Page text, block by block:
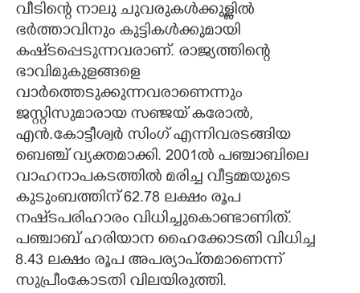
വീടിന്റെ നാലു ചുവരുകൾക്കുള്ളിൽ
ഭർത്താവിനും കുട്ടികൾക്കുമായി
കഷ്‌ടപ്പെടുന്നവരാണ്. രാജ്യത്തിന്റെ
ഭാവിമുകുളങ്ങളെ
വാർത്തെടുക്കുന്നവരാണെന്നും
ജസ്റ്റിസുമാരായ സഞ്ജയ് കരോൽ,
എൻ.കോട്ടീശ്വർ സിംഗ് എന്നിവരടങ്ങിയ
ബെഞ്ച് വ്യക്തമാക്കി. 2001ൽ പഞ്ചാബിലെ
വാഹനാപകടത്തിൽ മരിച്ച വീട്ടമ്മയുടെ
കുടുംബത്തിന് 62.78 ലക്ഷം രൂപ
നഷ്‌ടപരിഹാരം വിധിച്ചുകൊണ്ടാണിത്.
പഞ്ചാബ് ഹരിയാന ഹൈക്കോടതി വിധിച്ച
8.43 ലക്ഷം രൂപ അപര്യാപ്‌തമാണെന്ന്
സുപ്രീംകോടതി വിലയിരുത്തി.